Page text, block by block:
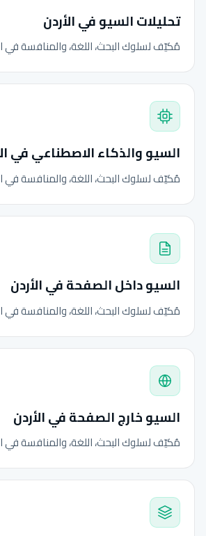
تحليلات السيو في الأردن
مُكيّف لسلوك البحث، اللغة، والمنافسة في
السيو والذكاء الاصطناعي في
مُكيّف لسلوك البحث، اللغة، والمنافسة في
السيو داخل الصفحة في الأردن
مُكيّف لسلوك البحث، اللغة، والمنافسة في
السيو خارج الصفحة في الأردن
مُكيّف لسلوك البحث، اللغة، والمنافسة في